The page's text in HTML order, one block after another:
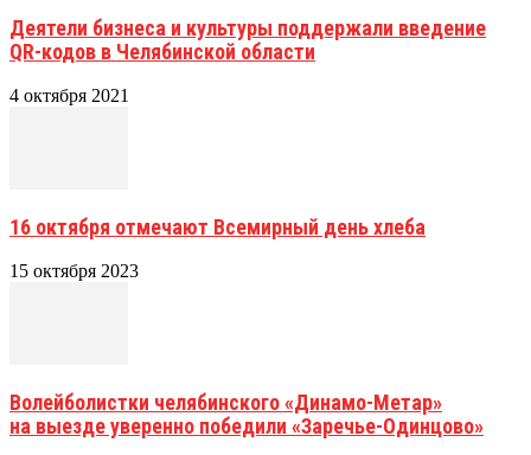
Деятели бизнеса и культуры поддержали введение
QR-кодов в Челябинской области
4 октября 2021
16 октября отмечают Всемирный день хлеба
15 октября 2023
Волейболистки челябинского «Динамо-Метар»
на выезде уверенно победили «Заречье-Одинцово»